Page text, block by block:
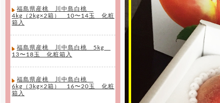
福島県産桃 川中島白桃
4kg（2kg×2箱） 10〜14玉 化粧
箱入
福島県産桃 川中島白桃 5kg
13〜18玉 化粧箱入
福島県産桃 川中島白桃
6kg（3kg×2箱） 16〜20玉 化粧
箱入